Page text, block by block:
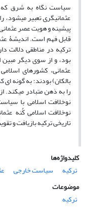
سیاست نگاه به شرق که
عثمانی­گری تعبیر می­شود،
پیشینه و هویت عصر
قابل فهم است. اندیشۀ
ترکیه در مناطقی دلالت
بود، و از سوی دیگر
عثمانی، کشورهای
بالکان) بودند؛ به گونه­
را به ذهن متبادر می­کند.
نوخلافت اسلامی با
نوخلافت اسلامی کُنه
تاریخی ترکیه بازیافت و
کلیدواژه‌ها
ترکیه
سیاست خارجی
موضوعات
ترکیه